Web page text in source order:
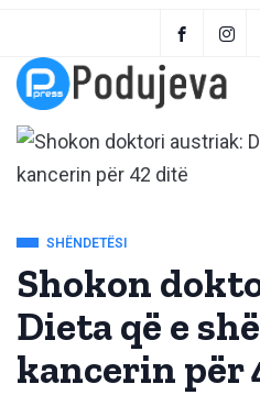
SHËNDETËSI
Shokon
Dieta që e
kancerin për